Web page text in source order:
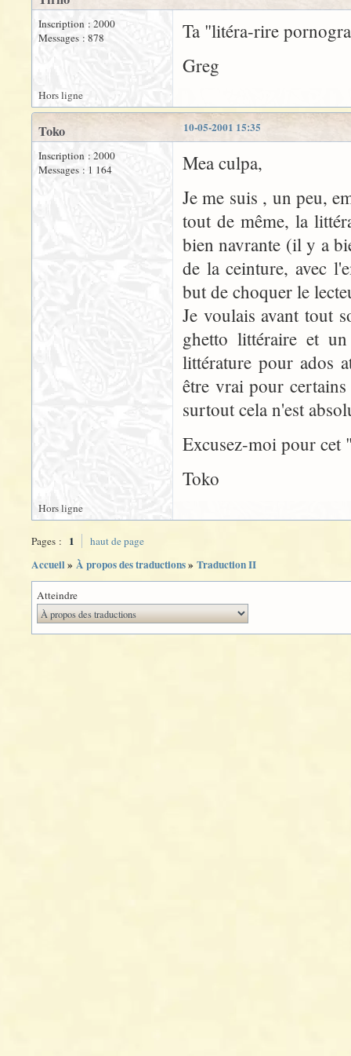
Inscription : 2000
Messages : 878
Ta "litéra-rire
Greg
Hors ligne
10-05-2001 15:35
Toko
Inscription : 2000
Messages : 1 164
Mea culpa,
Je me suis , un peu,
tout de même, la
bien navrante (il y a
de la ceinture, avec
but de choquer le
Je voulais avant tout
ghetto littéraire et
littérature pour ados
être vrai pour
surtout cela n'est
Excusez-moi pour cet
Toko
Hors ligne
Pages : 1 haut de page
Accueil» À propos des traductions» Traduction II
Atteindre